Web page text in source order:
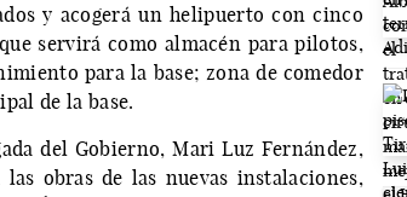
y acogerá un helipuerto con cinco
servirá como almacén para pilotos,
para la base; zona de comedor
de la base.
del Gobierno, Mari Luz Fernández,
obras de las nuevas instalaciones,